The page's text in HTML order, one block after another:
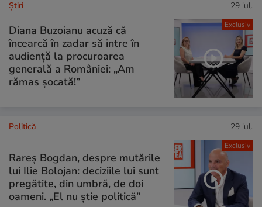
Exclusiv
Ştiri 29 iul.
Diana Buzoianu acuză că
încearcă în zadar să intre în
audiență la procuroarea
generală a României: „Am
rămas șocată!”
Exclusiv
Politică 29 iul.
Rareș Bogdan, despre mutările
lui Ilie Bolojan: deciziile lui sunt
pregătite, din umbră, de doi
oameni. „El nu știe politică”